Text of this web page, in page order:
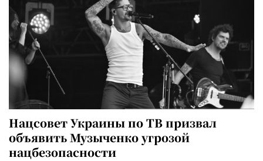
Нацсовет Украины по ТВ призвал
объявить Музыченко угрозой
нацбезопасности